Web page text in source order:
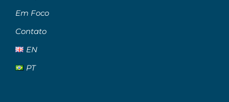
Em Foco
Contato
EN
PT